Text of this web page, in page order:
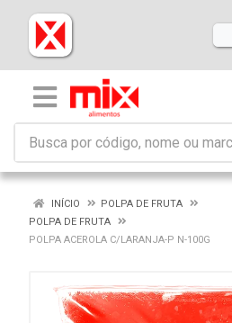
INÍCIO
POLPA DE FRUTA
POLPA DE FRUTA
POLPA ACEROLA C/LARANJA-P N-100G